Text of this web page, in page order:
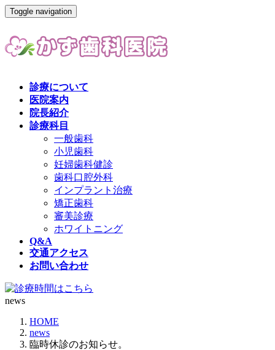
Toggle navigation
診療について
医院案内
院長紹介
診療科目
一般歯科
小児歯科
妊婦歯科健診
歯科口腔外科
インプラント治療
矯正歯科
審美診療
ホワイトニング
Q&A
交通アクセス
お問い合わせ
news
HOME
news
臨時休診のお知らせ。